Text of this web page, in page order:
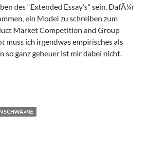
des “Extended Essay’s” sein. DafÃ¼r
ein Model zu schreiben zum
Market Competition and Group
muss ich irgendwas empirisches als
so ganz geheuer ist mir dabei nicht.
SchwÃ¤ne, weiÃŸe SchwÃ¤ne
SCHWÃ¤NE